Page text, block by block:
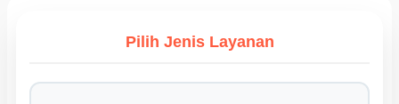
Pilih Jenis Layanan